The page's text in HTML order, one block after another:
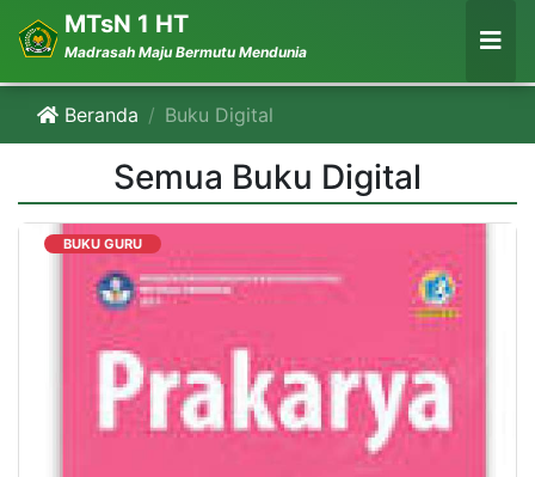
MTsN 1 HT
Madrasah Maju Bermutu Mendunia
Beranda Buku Digital
Semua Buku Digital
BUKU GURU